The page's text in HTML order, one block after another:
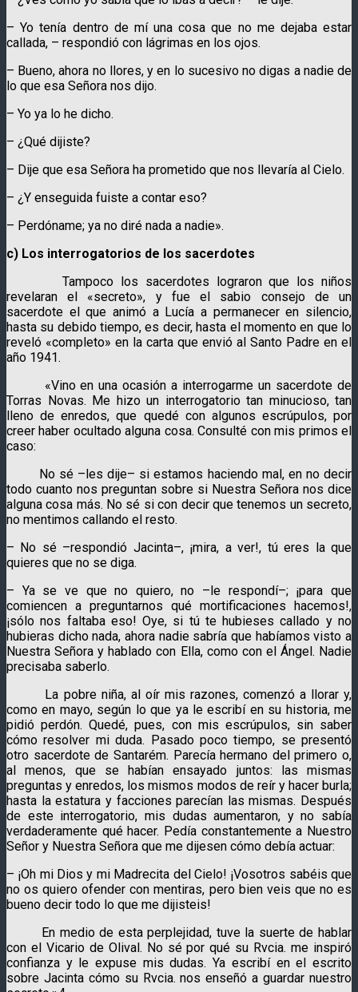
– Yo tenía dentro de mí una cosa que no me dejaba estar
callada, – respondió con lágrimas en los ojos.
– Bueno, ahora no llores, y en lo sucesivo no digas a nadie de
lo que esa Señora nos dijo.
– Yo ya lo he dicho.
– ¿Qué dijiste?
– Dije que esa Señora ha prometido que nos llevaría al Cielo.
– ¿Y enseguida fuiste a contar eso?
– Perdóname; ya no diré nada a nadie».
c) Los interrogatorios de los sacerdotes
Tampoco los sacerdotes lograron que los niños
revelaran el «secreto», y fue el sabio consejo de un
sacerdote el que animó a Lucía a permanecer en silencio,
hasta su debido tiempo, es decir, hasta el momento en que lo
reveló «completo» en la carta que envió al Santo Padre en el
año 1941.
«Vino en una ocasión a interrogarme un sacerdote de
Torras Novas. Me hizo un interrogatorio tan minucioso, tan
lleno de enredos, que quedé con algunos escrúpulos, por
creer haber ocultado alguna cosa. Consulté con mis primos el
caso:
No sé –les dije– si estamos haciendo mal, en no decir
todo cuanto nos preguntan sobre si Nuestra Señora nos dice
alguna cosa más. No sé si con decir que tenemos un secreto,
no mentimos callando el resto.
– No sé –respondió Jacinta–, ¡mira, a ver!, tú eres la que
quieres que no se diga.
– Ya se ve que no quiero, no –le respondí–; ¡para que
comiencen a preguntarnos qué mortificaciones hacemos!,
¡sólo nos faltaba eso! Oye, si tú te hubieses callado y no
hubieras dicho nada, ahora nadie sabría que habíamos visto a
Nuestra Señora y hablado con Ella, como con el Ángel. Nadie
precisaba saberlo.
La pobre niña, al oír mis razones, comenzó a llorar y,
como en mayo, según lo que ya le escribí en su historia, me
pidió perdón. Quedé, pues, con mis escrúpulos, sin saber
cómo resolver mi duda. Pasado poco tiempo, se presentó
otro sacerdote de Santarém. Parecía hermano del primero o,
al menos, que se habían ensayado juntos: las mismas
preguntas y enredos, los mismos modos de reír y hacer burla;
hasta la estatura y facciones parecían las mismas. Después
de este interrogatorio, mis dudas aumentaron, y no sabía
verdaderamente qué hacer. Pedía constantemente a Nuestro
Señor y Nuestra Señora que me dijesen cómo debía actuar:
– ¡Oh mi Dios y mi Madrecita del Cielo! ¡Vosotros sabéis que
no os quiero ofender con mentiras, pero bien veis que no es
bueno decir todo lo que me dijisteis!
En medio de esta perplejidad, tuve la suerte de hablar
con el Vicario de Olival. No sé por qué su Rvcia. me inspiró
confianza y le expuse mis dudas. Ya escribí en el escrito
sobre Jacinta cómo su Rvcia. nos enseñó a guardar nuestro